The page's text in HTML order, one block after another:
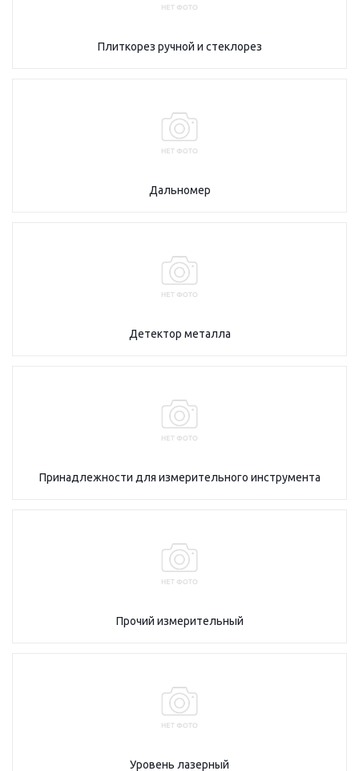
Плиткорез ручной и стеклорез
Дальномер
Детектор металла
Принадлежности для измерительного инструмента
Прочий измерительный
Уровень лазерный